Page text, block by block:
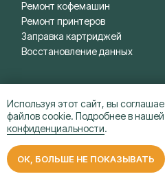
Используя этот сайт, вы
файлов cookie. Подробнее в нашей
конфиденциальности.
ОК, БОЛЬШЕ НЕ ПОКАЗЫВАТЬ